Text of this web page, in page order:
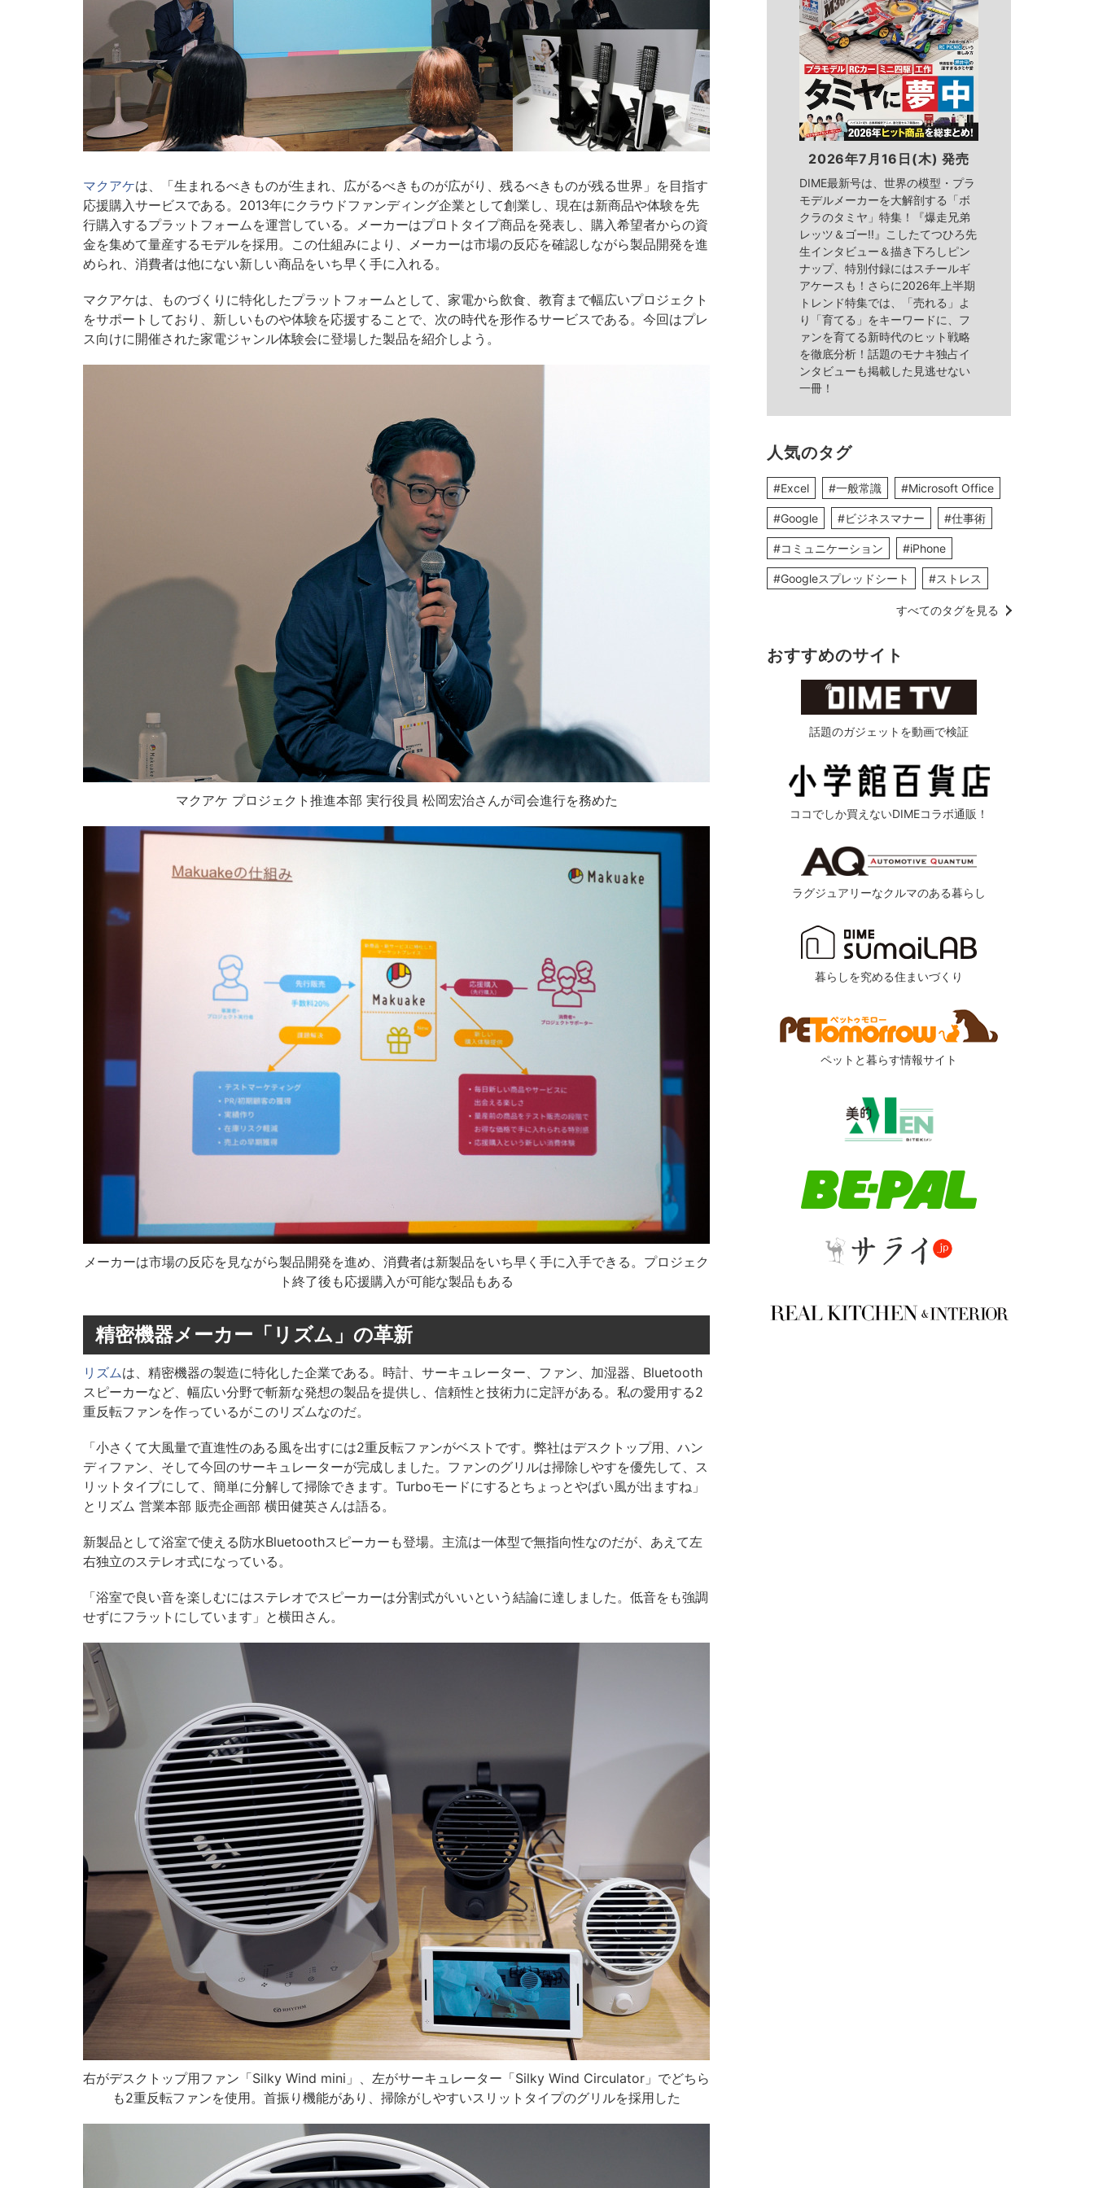
マクアケは、「生まれるべきものが生まれ、広がるべきものが広がり、残るべきものが残る世界」を目指す
応援購入サービスである。2013年にクラウドファンディング企業として創業し、現在は新商品や体験を先
行購入するプラットフォームを運営している。メーカーはプロトタイプ商品を発表し、購入希望者からの資
金を集めて量産するモデルを採用。この仕組みにより、メーカーは市場の反応を確認しながら製品開発を進
められ、消費者は他にない新しい商品をいち早く手に入れる。
マクアケは、ものづくりに特化したプラットフォームとして、家電から飲食、教育まで幅広いプロジェクト
をサポートしており、新しいものや体験を応援することで、次の時代を形作るサービスである。今回はプレ
ス向けに開催された家電ジャンル体験会に登場した製品を紹介しよう。
マクアケ プロジェクト推進本部 実行役員 松岡宏治さんが司会進行を務めた
メーカーは市場の反応を見ながら製品開発を進め、消費者は新製品をいち早く手に入手できる。プロジェク
ト終了後も応援購入が可能な製品もある
精密機器メーカー「リズム」の革新
リズムは、精密機器の製造に特化した企業である。時計、サーキュレーター、ファン、加湿器、Bluetooth
スピーカーなど、幅広い分野で斬新な発想の製品を提供し、信頼性と技術力に定評がある。私の愛用する2
重反転ファンを作っているがこのリズムなのだ。
「小さくて大風量で直進性のある風を出すには2重反転ファンがベストです。弊社はデスクトップ用、ハン
ディファン、そして今回のサーキュレーターが完成しました。ファンのグリルは掃除しやすを優先して、ス
リットタイプにして、簡単に分解して掃除できます。Turboモードにするとちょっとやばい風が出ますね」
とリズム 営業本部 販売企画部 横田健英さんは語る。
新製品として浴室で使える防水Bluetoothスピーカーも登場。主流は一体型で無指向性なのだが、あえて左
右独立のステレオ式になっている。
「浴室で良い音を楽しむにはステレオでスピーカーは分割式がいいという結論に達しました。低音をも強調
せずにフラットにしています」と横田さん。
右がデスクトップ用ファン「Silky Wind mini」、左がサーキュレーター「Silky Wind Circulator」でどちら
も2重反転ファンを使用。首振り機能があり、掃除がしやすいスリットタイプのグリルを採用した
2026年7月16日(木) 発売
DIME最新号は、世界の模型・プラ
モデルメーカーを大解剖する「ボ
クラのタミヤ」特集！『爆走兄弟
レッツ＆ゴー!!』こしたてつひろ先
生インタビュー＆描き下ろしピン
ナップ、特別付録にはスチールギ
アケースも！さらに2026年上半期
トレンド特集では、「売れる」よ
り「育てる」をキーワードに、フ
ァンを育てる新時代のヒット戦略
を徹底分析！話題のモナキ独占イ
ンタビューも掲載した見逃せない
一冊！
人気のタグ
#Excel #一般常識 #Microsoft Office
#Google #ビジネスマナー #仕事術
#コミュニケーション #iPhone
#Googleスプレッドシート #ストレス
すべてのタグを見る
おすすめのサイト
話題のガジェットを動画で検証
ココでしか買えないDIMEコラボ通販！
ラグジュアリーなクルマのある暮らし
暮らしを究める住まいづくり
ペットと暮らす情報サイト